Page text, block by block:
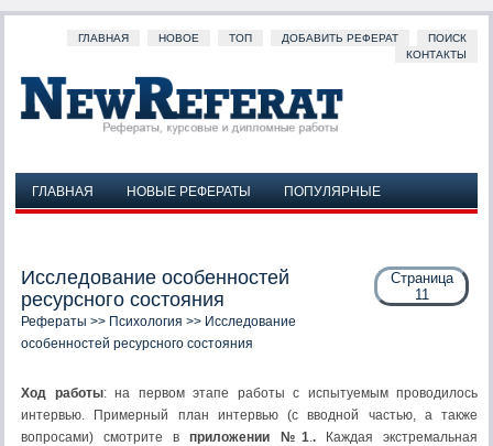
ГЛАВНАЯ НОВОЕ ТОП ДОБАВИТЬ РЕФЕРАТ
ПОИСК
КОНТАКТЫ
ГЛАВНАЯ НОВЫЕ РЕФЕРАТЫ
ПОПУЛЯРНЫЕ
Страница
11
Исследование особенностей
ресурсного состояния
Рефераты >> Психология >> Исследование
особенностей ресурсного состояния
Ход работы: на первом этапе работы с испытуемым проводилось
интервью. Примерный план интервью (с вводной частью, а также
вопросами) смотрите вприложении №1..
Каждая экстремальная